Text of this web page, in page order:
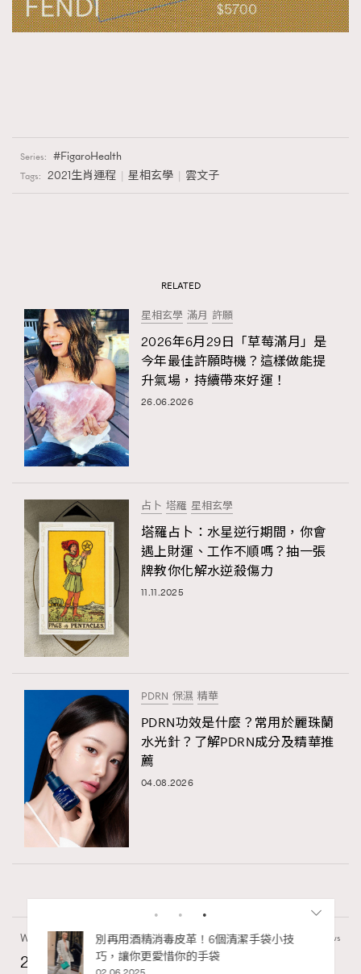
Series: FigaroHealth
Tags: 2021生肖運程 星相玄學 雲文子
RELATED
星相玄學 滿月 許願
2026年6月29日「草莓滿月」是
今年最佳許願時機？這樣做能提
升氣場，持續帶來好運！
26.06.2026
占卜 塔羅 星相玄學
塔羅占卜：水星逆行期間，你會
遇上財運、工作不順嗎？抽一張
牌教你化解水逆殺傷力
11.11.2025
PDRN 保濕 精華
PDRN功效是什麼？常用於麗珠蘭
水光針？了解PDRN成分及精華推
薦
04.08.2026
Wellness 70 views
2026年8月每周星座運程【8月9日至8月15